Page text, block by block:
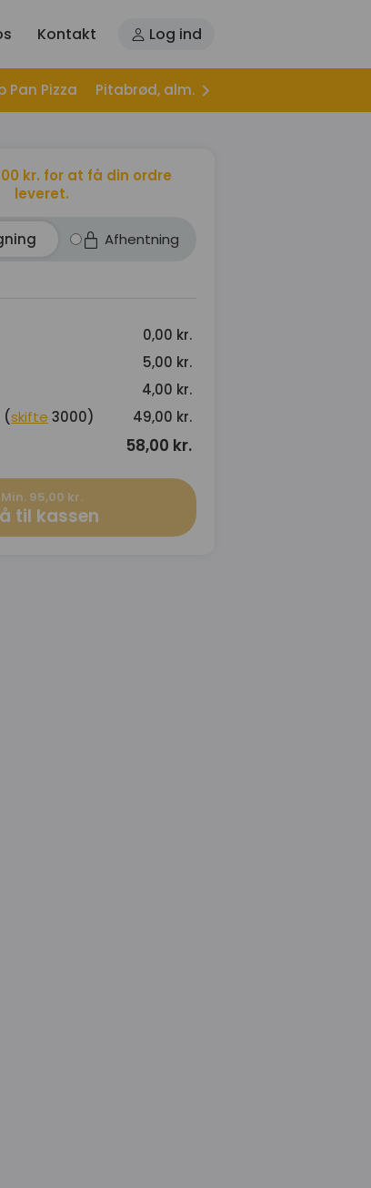
Kontakt Log ind
Pan Pizza Pitabrød, alm.
kr. for at få din ordre
leveret.
Afhentning
0,00 kr.
5,00 kr.
4,00 kr.
(skifte 3000) 49,00 kr.
58,00 kr.
Min. 95,00 kr.
til kassen